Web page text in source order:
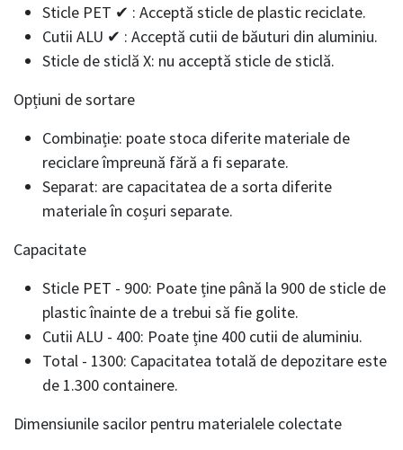
Sticle PET ✔ : Acceptă sticle de plastic reciclate.
Cutii ALU ✔ : Acceptă cutii de băuturi din aluminiu.
Sticle de sticlă X: nu acceptă sticle de sticlă.
Opțiuni de sortare
Combinație: poate stoca diferite materiale de
reciclare împreună fără a fi separate.
Separat: are capacitatea de a sorta diferite
materiale în coșuri separate.
Capacitate
Sticle PET - 900: Poate ține până la 900 de sticle de
plastic înainte de a trebui să fie golite.
Cutii ALU - 400: Poate ține 400 cutii de aluminiu.
Total - 1300: Capacitatea totală de depozitare este
de 1.300 containere.
Dimensiunile sacilor pentru materialele colectate